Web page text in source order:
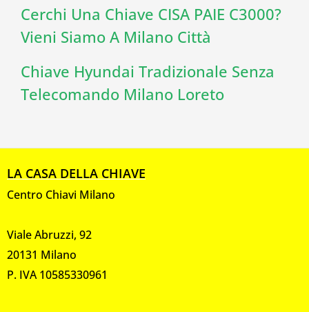
Cerchi Una Chiave CISA PAIE C3000?
Vieni Siamo A Milano Città
Chiave Hyundai Tradizionale Senza
Telecomando Milano Loreto
LA CASA DELLA CHIAVE
Centro Chiavi Milano
Viale Abruzzi, 92
20131 Milano
P. IVA 10585330961